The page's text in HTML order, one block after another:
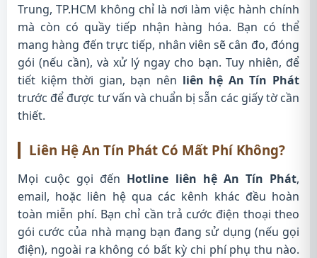
Trung, TP.HCM không chỉ là nơi làm việc hành chính
mà còn có quầy tiếp nhận hàng hóa. Bạn có thể
mang hàng đến trực tiếp, nhân viên sẽ cân đo, đóng
gói (nếu cần), và xử lý ngay cho bạn. Tuy nhiên, để
tiết kiệm thời gian, bạn nên liên hệ An Tín Phát
trước để được tư vấn và chuẩn bị sẵn các giấy tờ cần
thiết.
Liên Hệ An Tín Phát Có Mất Phí Không?
Mọi cuộc gọi đến Hotline liên hệ An Tín Phát,
email, hoặc liên hệ qua các kênh khác đều hoàn
toàn miễn phí. Bạn chỉ cần trả cước điện thoại theo
gói cước của nhà mạng bạn đang sử dụng (nếu gọi
điện), ngoài ra không có bất kỳ chi phí phụ thu nào.